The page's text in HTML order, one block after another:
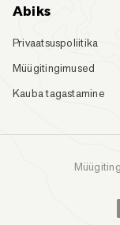
Abiks
Privaatsuspoliitika
Müügitingimused
Kauba tagastamine